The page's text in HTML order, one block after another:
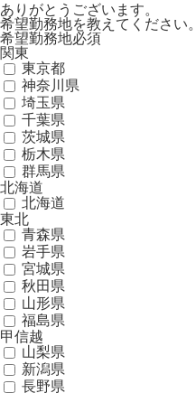
ありがとうございます。
希望勤務地を教えてください。
希望勤務地必須
関東
東京都
神奈川県
埼玉県
千葉県
茨城県
栃木県
群馬県
北海道
北海道
東北
青森県
岩手県
宮城県
秋田県
山形県
福島県
甲信越
山梨県
新潟県
長野県